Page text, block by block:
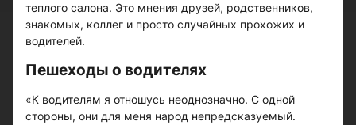
теплого салона. Это мнения друзей, родственников,
знакомых, коллег и просто случайных прохожих и
водителей.
Пешеходы о водителях
«К водителям я отношусь неоднозначно. С одной
стороны, они для меня народ непредсказуемый.